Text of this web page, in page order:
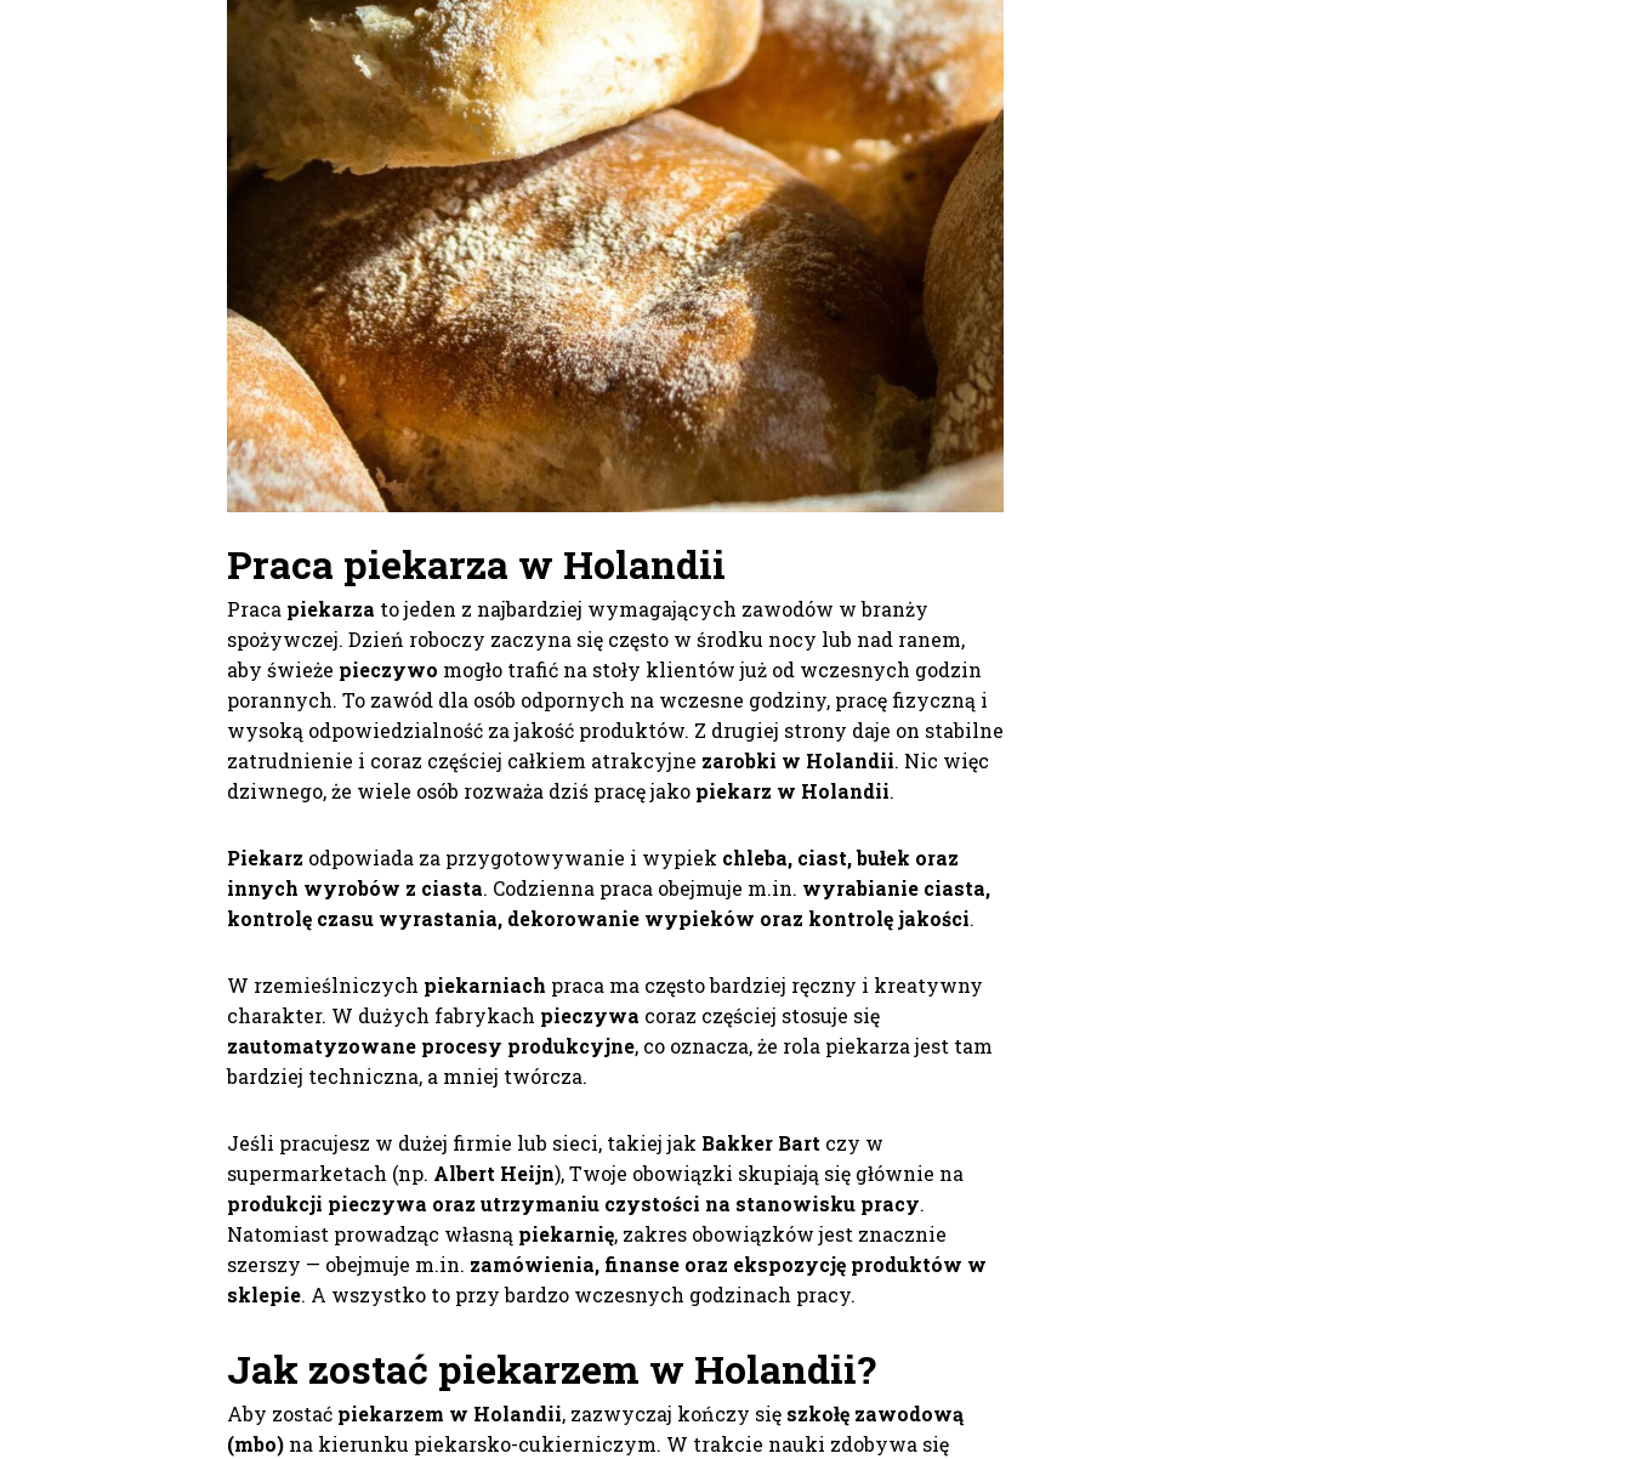
Praca piekarza w Holandii
Praca piekarza to jeden z najbardziej wymagających zawodów w branży
spożywczej. Dzień roboczy zaczyna się często w środku nocy lub nad ranem,
aby świeże pieczywo mogło trafić na stoły klientów już od wczesnych godzin
porannych. To zawód dla osób odpornych na wczesne godziny, pracę fizyczną i
wysoką odpowiedzialność za jakość produktów. Z drugiej strony daje on stabilne
zatrudnienie i coraz częściej całkiem atrakcyjne zarobki w Holandii. Nic więc
dziwnego, że wiele osób rozważa dziś pracę jako piekarz w Holandii.
Piekarz odpowiada za przygotowywanie i wypiek chleba, ciast, bułek oraz
innych wyrobów z ciasta. Codzienna praca obejmuje m.in. wyrabianie ciasta,
kontrolę czasu wyrastania, dekorowanie wypieków oraz kontrolę jakości.
W rzemieślniczych piekarniach praca ma często bardziej ręczny i kreatywny
charakter. W dużych fabrykach pieczywa coraz częściej stosuje się
zautomatyzowane procesy produkcyjne, co oznacza, że rola piekarza jest tam
bardziej techniczna, a mniej twórcza.
Jeśli pracujesz w dużej firmie lub sieci, takiej jak Bakker Bart czy w
supermarketach (np. Albert Heijn), Twoje obowiązki skupiają się głównie na
produkcji pieczywa oraz utrzymaniu czystości na stanowisku pracy.
Natomiast prowadząc własną piekarnię, zakres obowiązków jest znacznie
szerszy — obejmuje m.in. zamówienia, finanse oraz ekspozycję produktów w
sklepie. A wszystko to przy bardzo wczesnych godzinach pracy.
Jak zostać piekarzem w Holandii?
Aby zostać piekarzem w Holandii, zazwyczaj kończy się szkołę zawodową
(mbo) na kierunku piekarsko-cukierniczym. W trakcie nauki zdobywa się